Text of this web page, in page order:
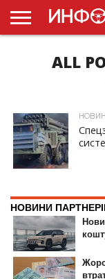
ГОЛОВНА
НОВИНИ
УКРАЇНИ
РЕКЛАМА
ПРОЕКТЫ
ALL
ID, "post_views_count", true); if ( $post_views >= 1) { ?>